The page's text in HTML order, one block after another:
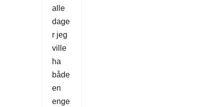
alle
dage
r jeg
ville
ha
både
en
enge